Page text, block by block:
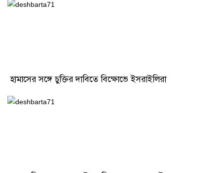
হামাসের সঙ্গে চুক্তির দাবিতে বিক্ষোভে ইসরাইলিরা